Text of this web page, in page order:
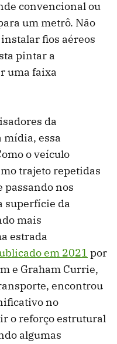
convencional ou
um metrô. Não
fios aéreos
pintar a
uma faixa
da
mídia, essa
o veículo
trajeto repetidas
passando nos
superfície da
mais
estrada
em 2021 por
e Graham Currie,
encontrou
no
o reforço estrutural
algumas